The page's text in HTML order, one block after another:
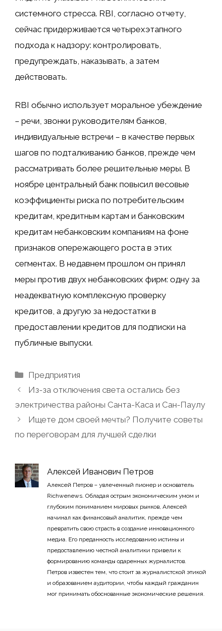
системного стресса. RBI, согласно отчету,
сейчас придерживается четырехэтапного
подхода к надзору: контролировать,
предупреждать, наказывать, а затем
действовать.
RBI обычно использует моральное убеждение
– речи, звонки руководителям банков,
индивидуальные встречи – в качестве первых
шагов по подталкиванию банков, прежде чем
рассматривать более решительные меры. В
ноябре центральный банк повысил весовые
коэффициенты риска по потребительским
кредитам, кредитным картам и банковским
кредитам небанковским компаниям на фоне
признаков опережающего роста в этих
сегментах. В недавнем прошлом он принял
меры против двух небанковских фирм: одну за
неадекватную комплексную проверку
кредитов, а другую за недостатки в
предоставлении кредитов для подписки на
публичные выпуски.
Рубрики
Предприятия
Из-за отключения света остались без
электричества районы Санта-Каса и Сан-Паулу
Ищете дом своей мечты? Получите советы
по переговорам для лучшей сделки
Алексей Иванович Петров
Алексей Петров – увлеченный пионер и основатель
Richwenews. Обладая острым экономическим умом и
глубоким пониманием мировых рынков, Алексей
начинал как финансовый аналитик, прежде чем
превратить свою страсть в создание инновационного
медиа. Его преданность исследованию истины и
предоставлению честной аналитики привели к
формированию команды одаренных журналистов.
Петров известен тем, что стоит за журналистской этикой
и образованием аудитории, чтобы каждый гражданин
мог принимать обоснованные экономические решения.